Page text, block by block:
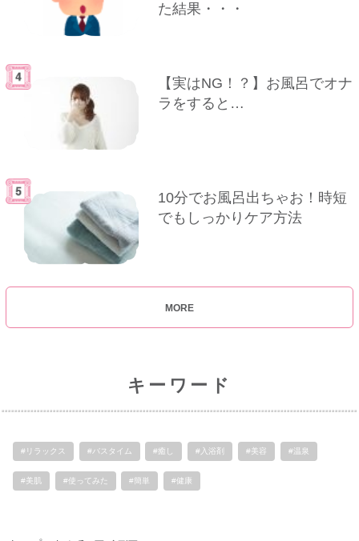
た結果・・・
【実はNG！？】お風呂でオナ
ラをすると…
10分でお風呂出ちゃお！時短
でもしっかりケア方法
MORE
キーワード
#リラックス #バスタイム #癒し #入浴剤 #美容 #温泉
#美肌 #使ってみた #簡単 #健康